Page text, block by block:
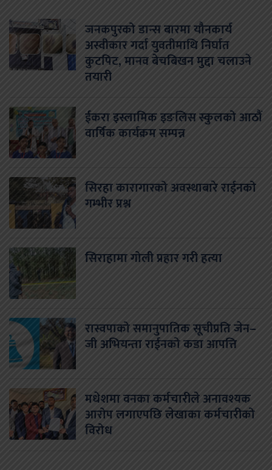
जनकपुरको डान्स बारमा यौनकार्य
अस्वीकार गर्दा युवतीमाथि निर्घात
कुटपिट, मानव बेचबिखन मुद्दा चलाउने
तयारी
ईकरा इस्लामिक इङलिस स्कुलको आठौं
वार्षिक कार्यक्रम सम्पन्न
सिरहा कारागारको अवस्थाबारे राईनको
गम्भीर प्रश्न
सिराहामा गोली प्रहार गरी हत्या
रास्वपाको समानुपातिक सूचीप्रति जेन–
जी अभियन्ता राईनको कडा आपत्ति
मधेशमा वनका कर्मचारीले अनावश्यक
आरोप लगाएपछि लेखाका कर्मचारीको
विरोध